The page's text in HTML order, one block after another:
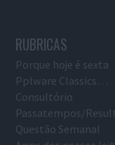
RUBRICAS
Porque hoje é sexta
Pplware Classics…
Consultório
Passatempos/
Questão Semanal